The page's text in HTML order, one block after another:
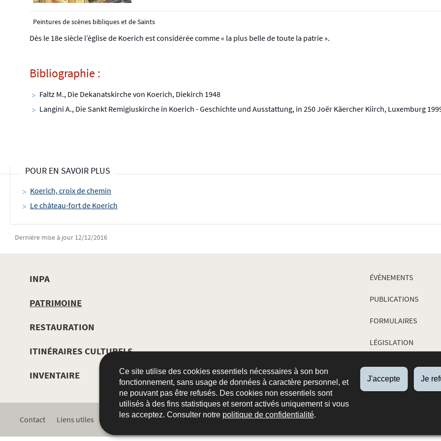
Ce site utilise des cookies essentiels nécessaires à son bon
fonctionnement, sans usage de données à caractère personnel, et
ne pouvant pas être refusés. Des cookies non essentiels sont
utilisés à des fins statistiques et seront activés uniquement si vous
les acceptez. Consulter notre politique de confidentialité.
J'accepte Je
Peintures de scènes bibliques et de Saints
Dès le 18e siècle l’église de Koerich est considérée comme « la plus belle de toute la patrie ».
Bibliographie :
Faltz M., Die Dekanatskirche von Koerich, Diekirch 1948
Langini A., Die Sankt Remigiuskirche in Koerich - Geschichte und Ausstattung, in 250 Joër Käercher Kiirch, Luxemburg
POUR EN SAVOIR PLUS
Koerich, croix de chemin
Le château-fort de Koerich
Dernière mise à jour 12/12/2016
MENU
NAVIGATION
INPA
PATRIMOINE
RESTAURATION
ITINÉRAIRES CULTURELS
INVENTAIRE
ÉVÈNEMENTS
PUBLICATIONS
FORMULAIRES
LÉGISLATION
JURISPRUDENCE
Contact Liens utiles Plan du site Accessibilité A propos du site Aspects légaux